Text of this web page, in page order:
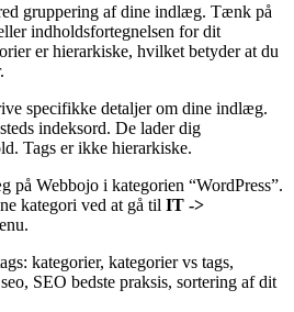
gruppering af dine indlæg. Tænk på
indholdsfortegnelsen for dit
er hierarkiske, hvilket betyder at du
specifikke detaljer om dine indlæg.
indeksord. De lader dig
Tags er ikke hierarkiske.
på Webbojo i kategorien “WordPress”.
kategori ved at gå til IT ->
kategorier, kategorier vs tags,
SEO bedste praksis, sortering af dit